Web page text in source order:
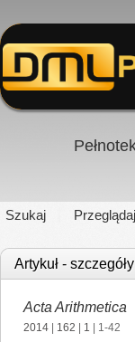
Szukaj Przeglądaj
Artykuł - szczegóły
Acta Arithmetica
2014 162 1 | 1-42